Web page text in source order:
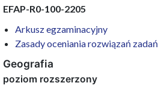
EFAP-R0-100-2205
Arkusz egzaminacyjny
Zasady oceniania rozwiązań zadań
Geografia
poziom rozszerzony